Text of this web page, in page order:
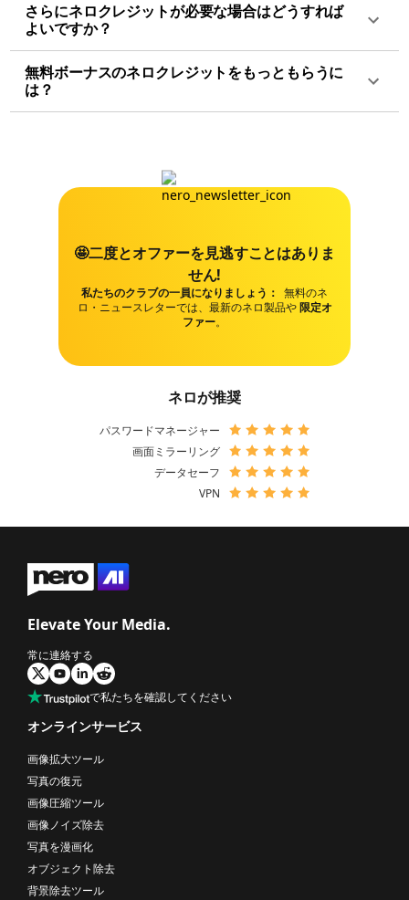
さらにネロクレジットが必要な場合はどうすれば
よいですか？
無料ボーナスのネロクレジットをもっともらうに
は？
🤩二度とオファーを見逃すことはありま
せん!
私たちのクラブの一員になりましょう： 無料のネ
ロ・ニュースレターでは、最新のネロ製品や限定オ
ファー。
ネロが推奨
パスワードマネージャー
画面ミラーリング
データセーフ
VPN
Elevate Your Media.
常に連絡する
で私たちを確認してください
オンラインサービス
画像拡大ツール
写真の復元
画像圧縮ツール
画像ノイズ除去
写真を漫画化
オブジェクト除去
背景除去ツール